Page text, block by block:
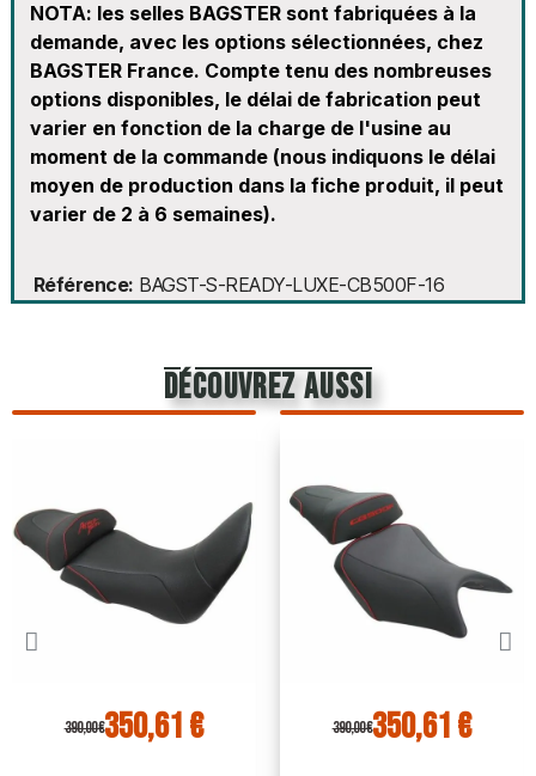
NOTA: les selles BAGSTER sont fabriquées à la
demande, avec les options sélectionnées, chez
BAGSTER France. Compte tenu des nombreuses
options disponibles, le délai de fabrication peut
varier en fonction de la charge de l'usine au
moment de la commande (nous indiquons le délai
moyen de production dans la fiche produit, il peut
varier de 2 à 6 semaines).
Référence BAGST-S-READY-LUXE-CB500F-16
découvrez aussi
390,00 €350,61 € 390,00 €350,61 €